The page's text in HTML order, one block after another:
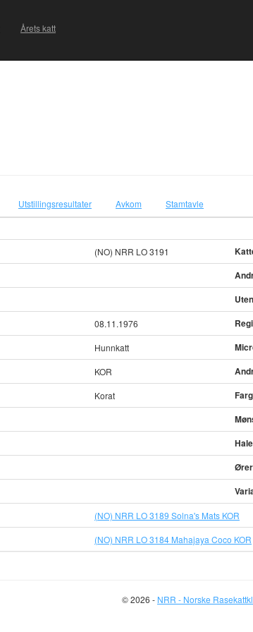
Årets katt
Utstillingsresultater Avkom Stamtavle
(NO) NRR LO 3191
08.11.1976
Hunnkatt
KOR
Korat
Hale
Ører
(NO) NRR LO 3189 Solna's Mats KOR
(NO) NRR LO 3184 Mahajaya Coco KOR
© 2026 - NRR - Norske